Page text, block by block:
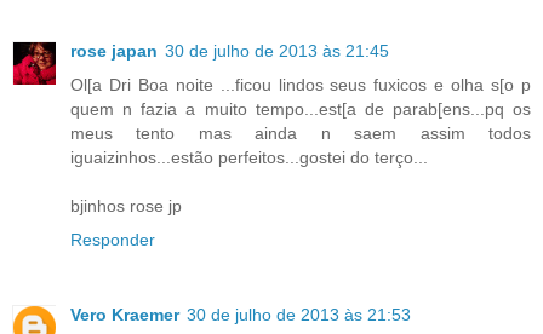
rose japan 30 de julho de 2013 às 21:45
Ol[a Dri Boa noite ...ficou lindos seus fuxicos e olha s[o p
quem n fazia a muito tempo...est[a de parab[ens...pq os
meus tento mas ainda n saem assim todos
iguaizinhos...estão perfeitos...gostei do terço...
bjinhos rose jp
Responder
Vero Kraemer 30 de julho de 2013 às 21:53